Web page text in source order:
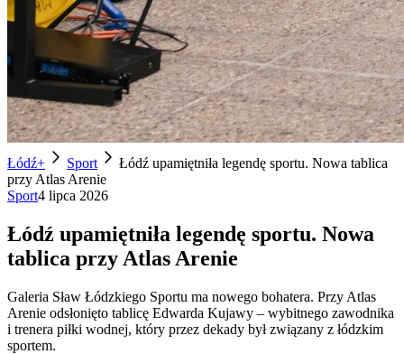
Łódź+ Sport
Łódź upamiętniła legendę sportu. Nowa tablica
przy Atlas Arenie
Sport4 lipca 2026
Łódź upamiętniła legendę sportu. Nowa
tablica przy Atlas Arenie
Galeria Sław Łódzkiego Sportu ma nowego bohatera. Przy Atlas
Arenie odsłonięto tablicę Edwarda Kujawy – wybitnego zawodnika
i trenera piłki wodnej, który przez dekady był związany z łódzkim
sportem.